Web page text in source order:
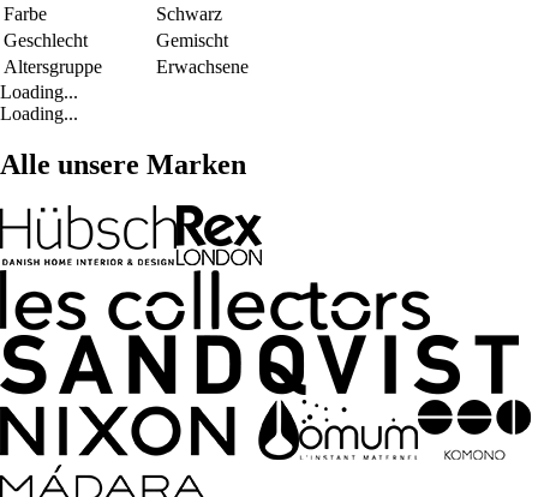
Farbe
Schwarz
Geschlecht
Gemischt
Altersgruppe
Erwachsene
Loading...
Loading...
Alle unsere Marken